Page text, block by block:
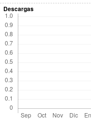
Descargas